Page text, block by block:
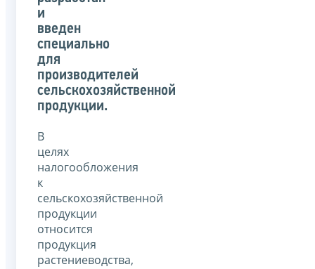
и
введен
специально
для
производителей
сельскохозяйственной
продукции.
В
целях
налогообложения
к
сельскохозяйственной
продукции
относится
продукция
растениеводства,